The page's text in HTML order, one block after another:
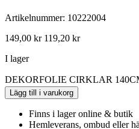
Artikelnummer: 10222004
149,00 kr 119,20 kr
I lager
DEKORFOLIE CIRKLAR
Lägg till i varukorg
Finns i lager online & butik
Hemleverans, ombud eller